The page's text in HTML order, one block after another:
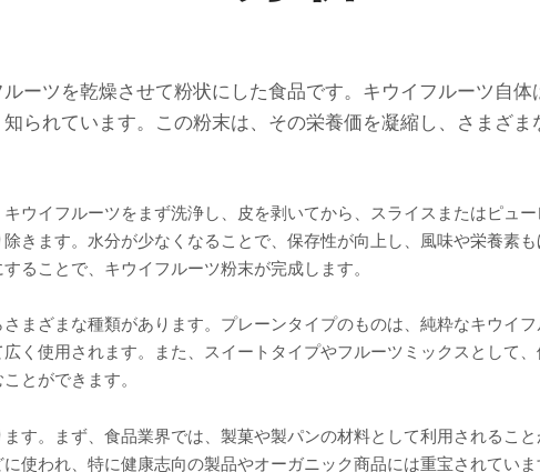
ーツを乾燥させて粉状にした食品です。キウイフルーツ自
られています。この粉末は、その栄養価を凝縮し、さまざ
ウイフルーツをまず洗浄し、皮を剥いてから、スライスまたはピュ
きます。水分が少なくなることで、保存性が向上し、風味や栄養素
ることで、キウイフルーツ粉末が完成します。
まざまな種類があります。プレーンタイプのものは、純粋なキウイ
く使用されます。また、スイートタイプやフルーツミックスとして
とができます。
す。まず、食品業界では、製菓や製パンの材料として利用されるこ
使われ、特に健康志向の製品やオーガニック商品には重宝されてい